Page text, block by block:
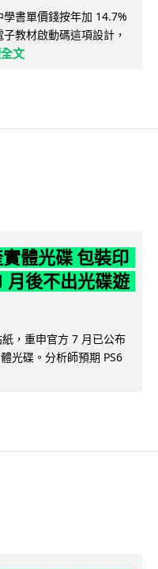
書單價錢按年加 14.7%
教材啟動碼這項設計，
文
體光碟 包裝印
月後不出光碟遊
，重申官方 7 月已公布
光碟。分析師預期 PS6